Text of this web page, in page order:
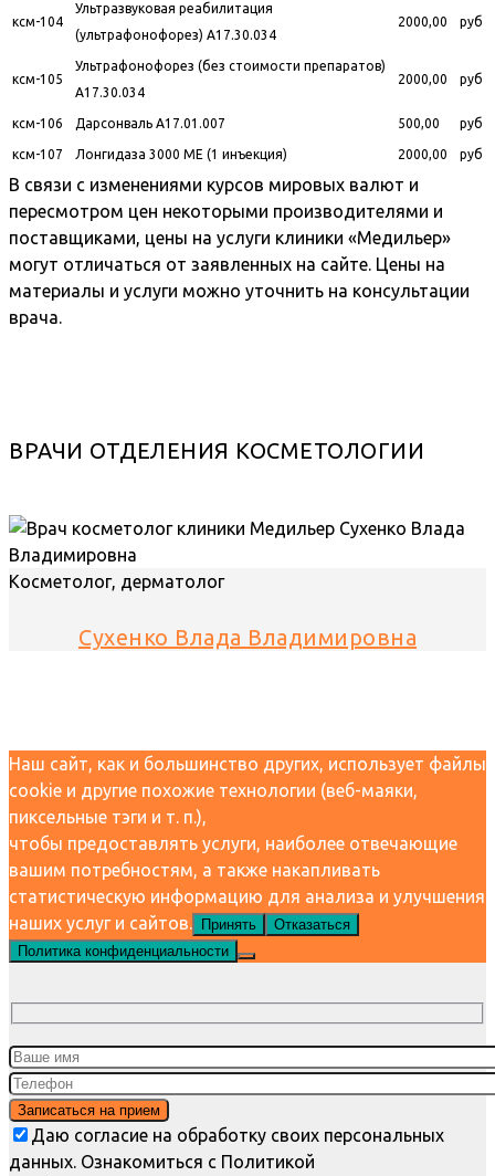
ксм-104
Ультразвуковая реабилитация
(ультрафонофорез) A17.30.034
2000,00 руб
ксм-105
Ультрафонофорез (без стоимости препаратов)
A17.30.034
2000,00 руб
ксм-106 Дарсонваль A17.01.007 500,00 руб
ксм-107 Лонгидаза 3000 МЕ (1 инъекция) 2000,00 руб
В связи с изменениями курсов мировых валют и
пересмотром цен некоторыми производителями и
поставщиками, цены на услуги клиники «Медильер»
могут отличаться от заявленных на сайте. Цены на
материалы и услуги можно уточнить на консультации
врача.
ВРАЧИ ОТДЕЛЕНИЯ КОСМЕТОЛОГИИ
Косметолог, дерматолог
Сухенко Влада Владимировна
Наш сайт, как и большинство других, использует файлы
cookie и другие похожие технологии (веб-маяки,
пиксельные тэги и т. п.),
чтобы предоставлять услуги, наиболее отвечающие
вашим потребностям, а также накапливать
статистическую информацию для анализа и улучшения
наших услуг и сайтов.
Принять
Отказаться
Политика конфиденциальности
Даю согласие на обработку своих персональных
данных. Ознакомиться с Политикой